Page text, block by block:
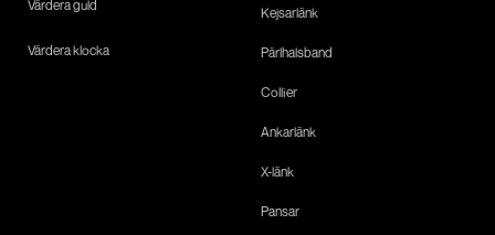
Värdera guld
Värdera klocka
Kejsarlänk
Pärlhalsband
Collier
Ankarlänk
X-länk
Pansar